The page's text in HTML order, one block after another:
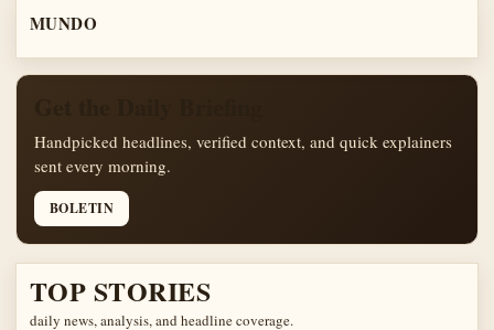
MUNDO
Handpicked headlines, verified context, and quick explainers
sent every morning.
BOLETIN
TOP STORIES
daily news, analysis, and headline coverage.